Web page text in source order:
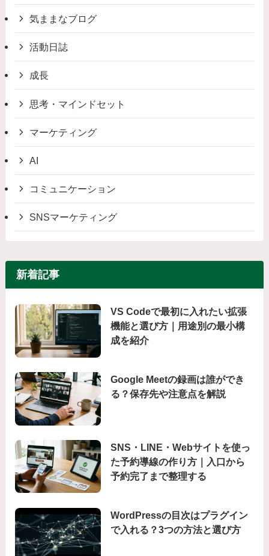
気ままなブログ
活動日誌
成長
思考・マインドセット
マーケティング
AI
コミュニケーション
SNSマーケティング
新着記事
VS Codeで最初に入れたい拡張
機能と選び方｜用途別の最小構
成を紹介
Google Meetの録画は誰ができ
る？保存先や注意点を解説
SNS・LINE・Webサイトを使っ
た予約導線の作り方｜入口から
予約完了まで整理する
WordPressの目次はプラグイン
で入れる？3つの方法と選び方